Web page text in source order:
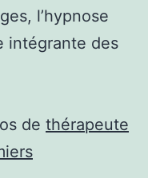
l’hypnose
intégrante des
de thérapeute